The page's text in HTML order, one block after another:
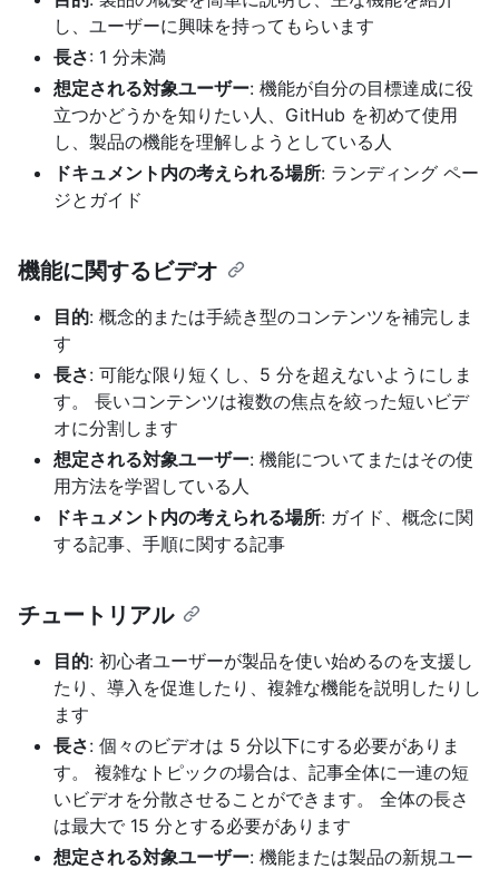
し、ユーザーに興味を持ってもらいます
長さ: 1 分未満
想定される対象ユーザー: 機能が自分の目標達成に役
立つかどうかを知りたい人、GitHub を初めて使用
し、製品の機能を理解しようとしている人
ドキュメント内の考えられる場所: ランディング ペー
ジとガイド
機能に関するビデオ
目的: 概念的または手続き型のコンテンツを補完しま
す
長さ: 可能な限り短くし、5 分を超えないようにしま
す。 長いコンテンツは複数の焦点を絞った短いビデ
オに分割します
想定される対象ユーザー: 機能についてまたはその使
用方法を学習している人
ドキュメント内の考えられる場所: ガイド、概念に関
する記事、手順に関する記事
チュートリアル
目的: 初心者ユーザーが製品を使い始めるのを支援し
たり、導入を促進したり、複雑な機能を説明したりし
ます
長さ: 個々のビデオは 5 分以下にする必要がありま
す。 複雑なトピックの場合は、記事全体に一連の短
いビデオを分散させることができます。 全体の長さ
は最大で 15 分とする必要があります
想定される対象ユーザー: 機能または製品の新規ユー